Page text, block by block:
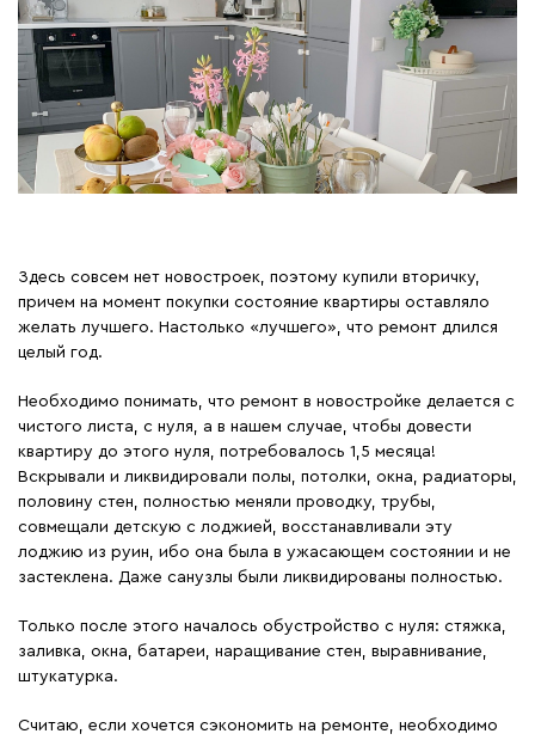
Здесь совсем нет новостроек, поэтому купили вторичку,
причем на момент покупки состояние квартиры оставляло
желать лучшего. Настолько «лучшего», что ремонт длился
целый год.
Необходимо понимать, что ремонт в новостройке делается с
чистого листа, с нуля, а в нашем случае, чтобы довести
квартиру до этого нуля, потребовалось 1,5 месяца!
Вскрывали и ликвидировали полы, потолки, окна, радиаторы,
половину стен, полностью меняли проводку, трубы,
совмещали детскую с лоджией, восстанавливали эту
лоджию из руин, ибо она была в ужасающем состоянии и не
застеклена. Даже санузлы были ликвидированы полностью.
Только после этого началось обустройство с нуля: стяжка,
заливка, окна, батареи, наращивание стен, выравнивание,
штукатурка.
Считаю, если хочется сэкономить на ремонте, необходимо